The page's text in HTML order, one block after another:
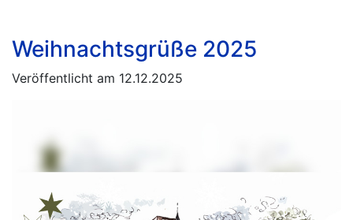
Weihnachtsgrüße 2025
Veröffentlicht am 12.12.2025